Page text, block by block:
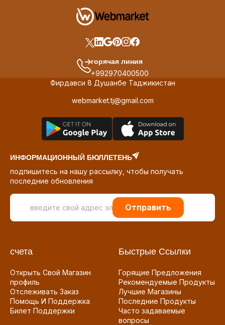
горячая линия
+992970400500
Фирдавси 8 Душанбе Таджикистан
webmarket.tj@gmail.com
ИНФОРМАЦИОННЫЙ БЮЛЛЕТЕНЬ
подпишитесь на нашу рассылку, чтобы получать
последние обновления
Отправить
счета
Открыть Свой Магазин
профиль
Отслеживать Заказ
Помощь И Поддержка
Билет Поддержки
Быстрые Ссылки
Горящие Предложения
Рекомендуемые Продукты
Лучшие Магазины
Последние Продукты
Часто задаваемые
вопросы